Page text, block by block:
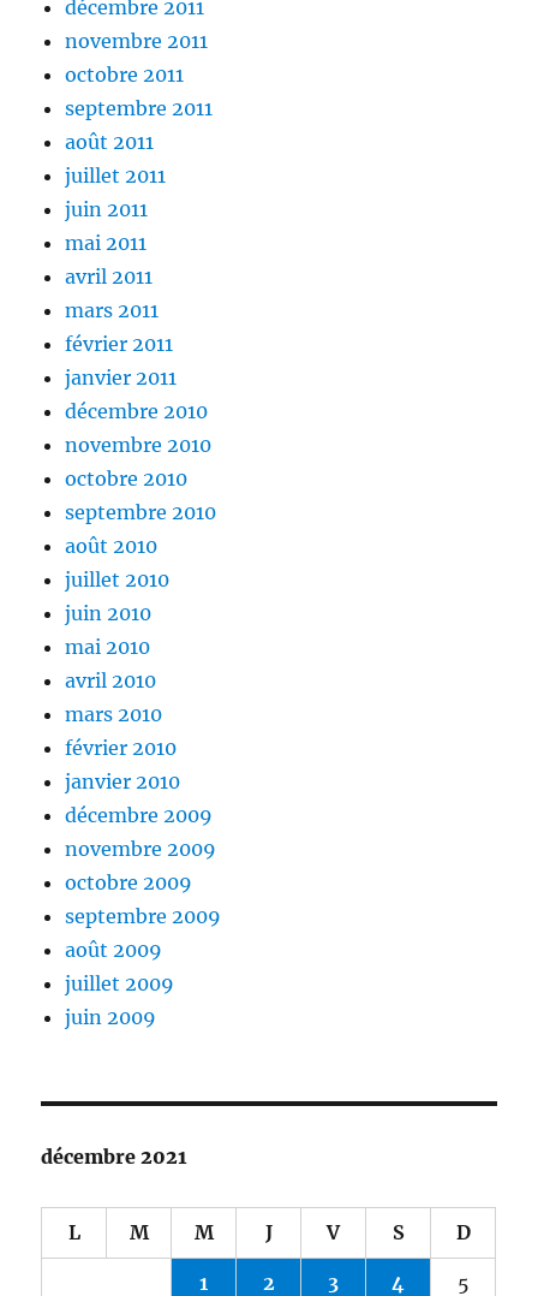
décembre 2011
novembre 2011
octobre 2011
septembre 2011
août 2011
juillet 2011
juin 2011
mai 2011
avril 2011
mars 2011
février 2011
janvier 2011
décembre 2010
novembre 2010
octobre 2010
septembre 2010
août 2010
juillet 2010
juin 2010
mai 2010
avril 2010
mars 2010
février 2010
janvier 2010
décembre 2009
novembre 2009
octobre 2009
septembre 2009
août 2009
juillet 2009
juin 2009
décembre 2021
L M M J V S D
1 2 3 4 5